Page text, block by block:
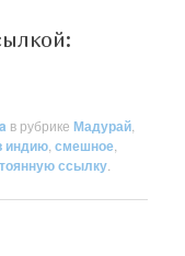
в рубрикеМадурай,
индию,смешное,
ссылку.